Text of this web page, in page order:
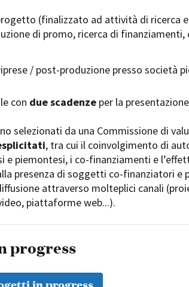
(finalizzato ad attività di ricerca
di promo, ricerca di finanziamenti,
/ post-produzione presso società
con due scadenzeper la
selezionati da una Commissione di
, tra cui il coinvolgimento di
piemontesi, i co-finanziamenti e
presenza di soggetti co-finanziatori e
attraverso molteplici canali
piattaforme web...).
progress
in progress